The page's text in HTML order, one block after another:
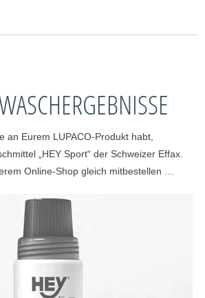
an Eurem LUPACO-Produkt habt,
„HEY Sport“ der Schweizer Effax.
Online-Shop gleich mitbestellen …